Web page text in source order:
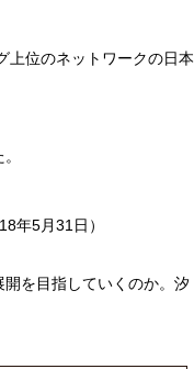
上位のネットワークの日本
年5月31日）
を目指していくのか。汐